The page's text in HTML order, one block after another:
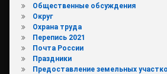
Общественные обсуждения
Округ
Охрана труда
Перепись 2021
Почта России
Праздники
Предоставление земельных